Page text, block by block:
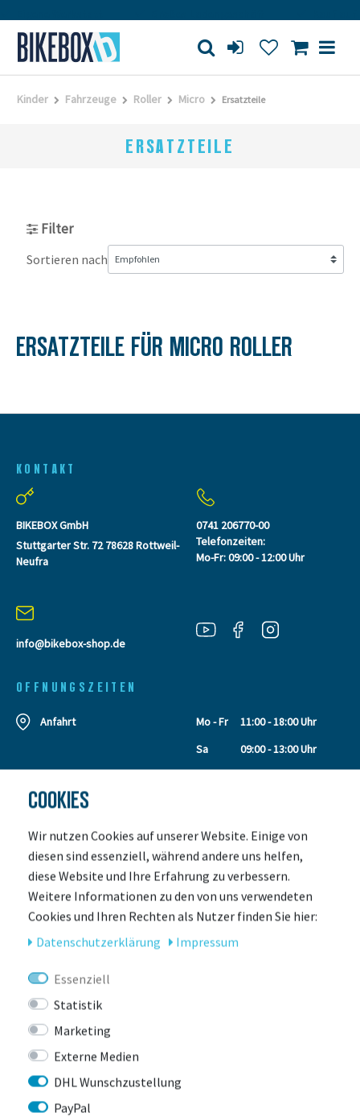
Kinder Fahrzeuge Roller Micro Ersatzteile
ERSATZTEILE
Filter
Sortieren nach
ERSATZTEILE FÜR MICRO ROLLER
KONTAKT
BIKEBOX GmbH
Stuttgarter Str. 72 78628 Rottweil-
Neufra
info@bikebox-shop.de
0741 206770-00
Telefonzeiten:
Mo-Fr: 09:00 - 12:00 Uhr
OFFNUNGSZEITEN
Anfahrt Mo - Fr
11:00 - 18:00 Uhr
Sa
09:00 - 13:00 Uhr
SERVICE
Leasing
Leasing Anfrage
Retouren
Leasing Rechner
Zahlungsarten
E-Bike Verleih
Werkstatt
Größe für ein
Kinderfahrrad
So wird dein Bike geliefert!
Unser Team
Kontakt
Kundengalerie
Laden & Servicepoint
Events
COOKIES
Wir nutzen Cookies auf unserer Website. Einige von
diesen sind essenziell, während andere uns helfen,
diese Website und Ihre Erfahrung zu verbessern.
Weitere Informationen zu den von uns verwendeten
Cookies und Ihren Rechten als Nutzer finden Sie hier:
Daten­schutz­erklärung
Impressum
Essenziell
Statistik
Marketing
Externe Medien
DHL Wunschzustellung
PayPal